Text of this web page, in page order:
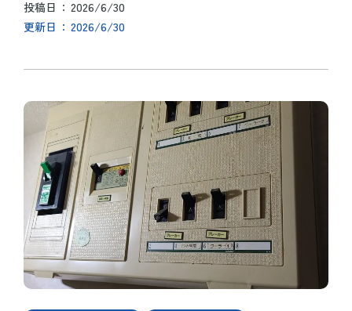
投稿日 2026/6/30
更新日 2026/6/30